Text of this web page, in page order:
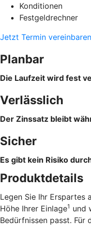
Konditionen
Festgeldrechner
Jetzt Termin vereinbaren
Planbar
Die Laufzeit wird fest
Verlässlich
Der Zinssatz bleibt
Sicher
Es gibt kein Risiko
Produktdetails
Legen Sie Ihr Erspartes
Höhe Ihrer Einlage1 und
Bedürfnissen passt. Für